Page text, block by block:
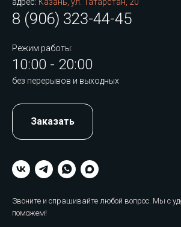
8 (906) 323-44-45
Режим работы:
10:00 - 20:00
без перерывов и выходных
Заказать
Звоните и спрашивайте любой вопрос. Мы с
поможем!